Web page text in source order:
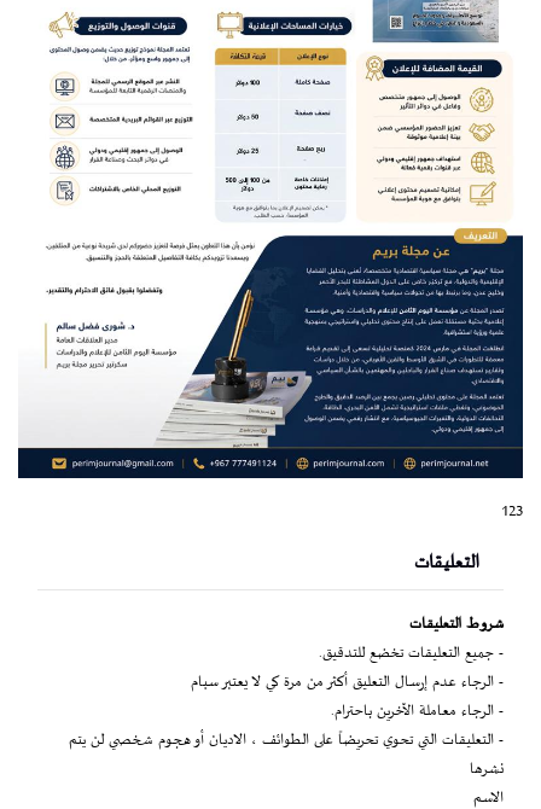
123
التعليقات
شروط التعليقات
- جميع التعليقات تخضع للتدقيق.
- الرجاء عدم إرسال التعليق أكثر من مرة كي لا يعتبر سبام
- الرجاء معاملة الآخرين باحترام.
- التعليقات التي تحوي تحريضاً على الطوائف ، الاديان أو هجوم شخصي لن يتم
نشرها
الاسم